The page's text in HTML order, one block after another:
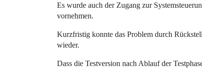
Es wurde auch der Zugang zur
vornehmen.
Kurzfristig konnte das Problem durch
wieder.
Dass die Testversion nach Ablauf der